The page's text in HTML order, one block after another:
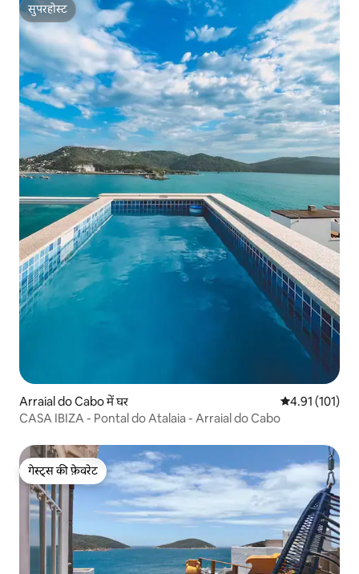
सुपरहोस्ट
सुपरहोस्ट
Arraial do Cabo में घर औसत रेटिंग 5 में से
4.91 (101)
CASA IBIZA - Pontal do Atalaia - Arraial do Cabo
गेस्ट्स की फ़ेवरेट
गेस्ट्स की फ़ेवरेट